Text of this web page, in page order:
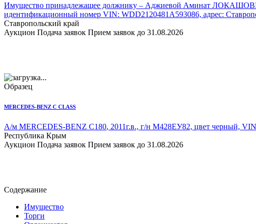
Имущество принадлежащее должнику – Аджиевой Аминат
идентификационный номер VIN: WDD2120481A593086, адрес:
Ставропольский край
Аукцион Подача заявок Прием заявок до 31.08.2026
Образец
MERCEDES-BENZ C CLASS
А/м MERCEDES-BENZ C180, 2011г.в., г/н М428ЕУ82, цвет черный,
Республика Крым
Аукцион Подача заявок Прием заявок до 31.08.2026
Содержание
Имущество
Торги